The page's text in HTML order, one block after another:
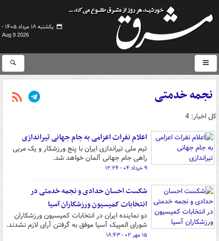
یکشنبه ۱۸ مرداد ۱۴۰۵ -
Aug 9 2026
نجمه خدمتی
کل اخبار: 4
اعلام نفرات اعزامی به جام جهانی تیراندازی
تیم ملی تیراندازی ایران با پنج ورزشکار و یک مربی
راهی جام جهانی آلمان خواهد شد.
۹ خرداد ۰۴ - ۱۲:۲۴
شکست احسان حدادی و نجمه خدمتی در
انتخابات کمیسیون ورزشکاران آسیا
دو نماینده ایران در انتخابات کمیسیون ورزشکاران
شورای المپیک آسیا موفق به گرفتن آرای لازم نشدند.
۱۵ مهر ۰۲ - ۱۸:۴۳